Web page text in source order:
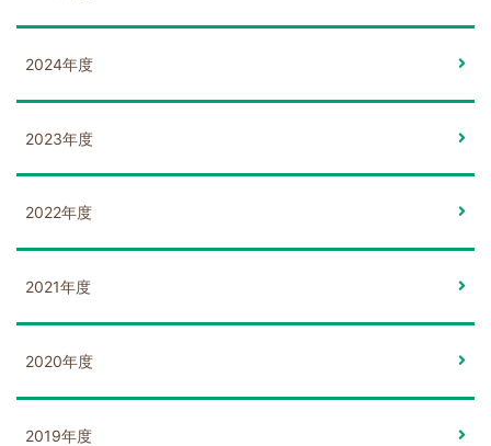
2024年度
2023年度
2022年度
2021年度
2020年度
2019年度